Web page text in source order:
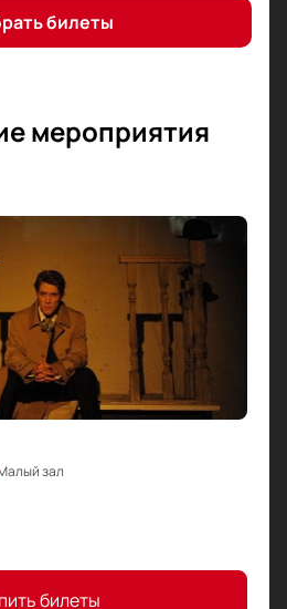
билеты
мероприятия
зал
билеты